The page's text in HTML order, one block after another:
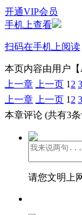
开通VIP会员
手机上查看
扫码在手机上阅读
本页内容由用户【
上一章
上一页 1 2 3
上一章
上一页 1 2 3
本章评论 (共有3
请您文明上